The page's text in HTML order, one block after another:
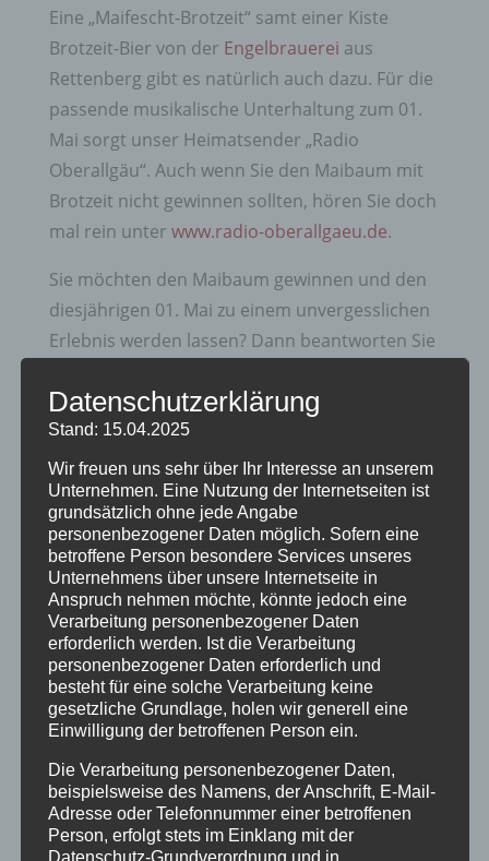
Eine „Maifescht-Brotzeit“ samt einer Kiste
Brotzeit-Bier von der Engelbrauerei aus
Rettenberg gibt es natürlich auch dazu. Für die
passende musikalische Unterhaltung zum 01.
Mai sorgt unser Heimatsender „Radio
Oberallgäu“. Auch wenn Sie den Maibaum mit
Brotzeit nicht gewinnen sollten, hören Sie doch
mal rein unter www.radio-oberallgaeu.de.
Sie möchten den Maibaum gewinnen und den
diesjährigen 01. Mai zu einem unvergesslichen
Erlebnis werden lassen? Dann beantworten Sie
Wieviel Schilder sind am Burgberger
Schreiben Sie die Lösung mit Ihrer Adresse auf
eine Postkarte und werfen Sie diese ein im
Briefkasten „Gästeinformation“ am Markthaus.
Oder senden Sie eine E-Mail mit der Lösung an:
maibaum@burgberg.deoder per WhatsApp an
„Radio Oberallgäu“ unter Tel. 08321 / 260 93 14.
Einsendeschluss istMittwoch, 28. April 2021
Bitte haben Sie Verständnis, dass eine
Teilnahme aus logistischen Gründen nur aus
dem Gemeindegebiet Burgberg (mit Ortsteilen)
möglich ist!
Datenschutzerklärung
Stand: 15.04.2025
Wir freuen uns sehr über Ihr Interesse an unserem
Unternehmen. Eine Nutzung der Internetseiten ist
grundsätzlich ohne jede Angabe
personenbezogener Daten möglich. Sofern eine
betroffene Person besondere Services unseres
Unternehmens über unsere Internetseite in
Anspruch nehmen möchte, könnte jedoch eine
Verarbeitung personenbezogener Daten
erforderlich werden. Ist die Verarbeitung
personenbezogener Daten erforderlich und
besteht für eine solche Verarbeitung keine
gesetzliche Grundlage, holen wir generell eine
Einwilligung der betroffenen Person ein.
Die Verarbeitung personenbezogener Daten,
beispielsweise des Namens, der Anschrift, E-Mail-
Adresse oder Telefonnummer einer betroffenen
Person, erfolgt stets im Einklang mit der
Datenschutz-Grundverordnung und in